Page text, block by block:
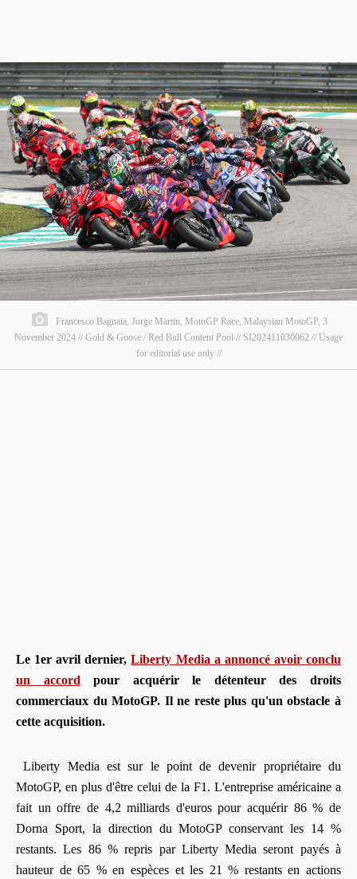
Francesco Bagnaia, Jorge Martin, MotoGP Race, Malaysian MotoGP, 3
November 2024 // Gold & Goose / Red Bull Content Pool // SI202411030062 // Usage
for editorial use only //
Le 1er avril dernier,Liberty Media a annoncé avoir conclu
un accord pour acquérir le détenteur des droits
commerciaux du MotoGP. Il ne reste plus qu'un obstacle à
cette acquisition.
Liberty Media est sur le point de devenir propriétaire du
MotoGP, en plus d'être celui de la F1. L'entreprise américaine a
fait un offre de 4,2 milliards d'euros pour acquérir 86 % de
Dorna Sport, la direction du MotoGP conservant les 14 %
restants. Les 86 % repris par Liberty Media seront payés à
hauteur de 65 % en espèces et les 21 % restants en actions